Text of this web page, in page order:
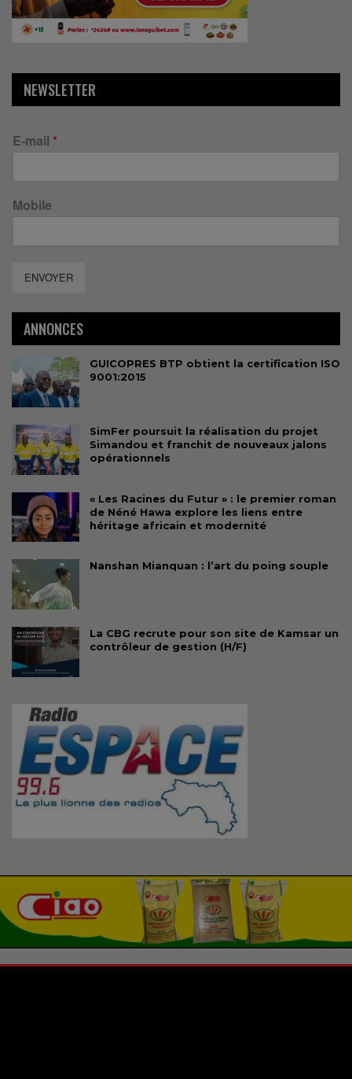
NEWSLETTER
E-mail *
Mobile
ENVOYER
ANNONCES
GUICOPRES BTP obtient la certification ISO
9001:2015
SimFer poursuit la réalisation du projet
Simandou et franchit de nouveaux jalons
opérationnels
« Les Racines du Futur » : le premier roman
de Néné Hawa explore les liens entre
héritage africain et modernité
Nanshan Mianquan : l’art du poing souple
La CBG recrute pour son site de Kamsar un
contrôleur de gestion (H/F)